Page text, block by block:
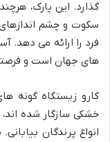
گذارد. این پارک،
سکوت و چشم
فرد را ارائه می دهد.
های جهان است و
کارو زیستگاه
خشکی سازگار شده
انواع پرندگان